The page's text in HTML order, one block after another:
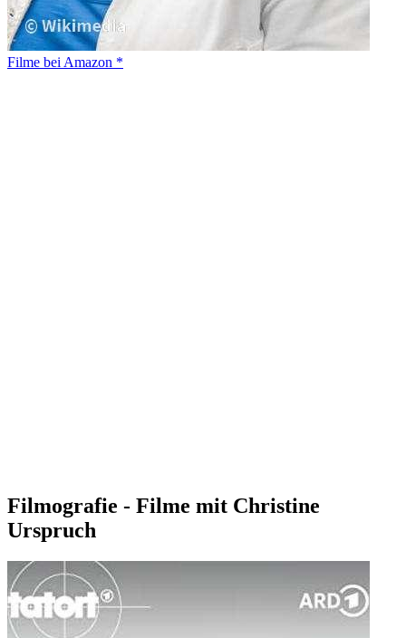
Filme bei Amazon *
Filmografie - Filme mit Christine
Urspruch